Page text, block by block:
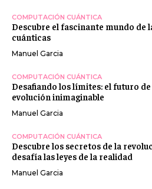
COMPUTACIÓN CUÁNTICA
Descubre el fascinante mundo de
cuánticas
Manuel Garcia
COMPUTACIÓN CUÁNTICA
Desafiando los límites: el futuro
evolución inimaginable
Manuel Garcia
COMPUTACIÓN CUÁNTICA
Descubre los secretos de la
desafía las leyes de la realidad
Manuel Garcia